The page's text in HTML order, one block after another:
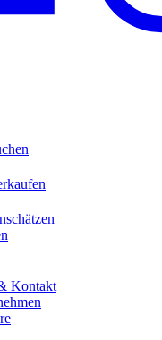
Kontakt